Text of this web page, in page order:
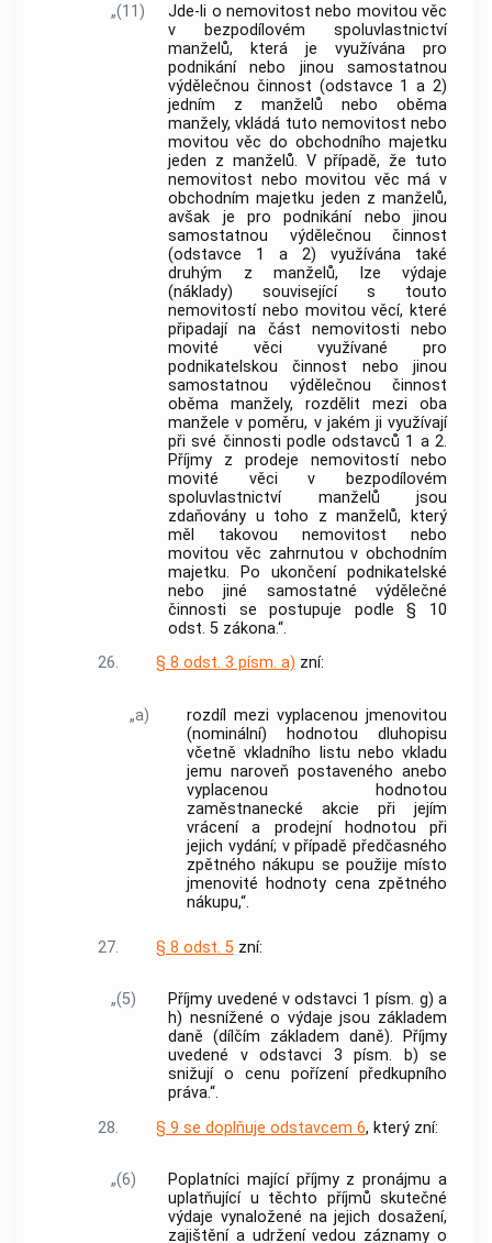
„(11)
Jde-li o nemovitost nebo movitou věc
v bezpodílovém spoluvlastnictví
manželů, která je využívána pro
podnikání nebo jinou samostatnou
výdělečnou činnost (odstavce 1 a 2)
jedním z manželů nebo oběma
manžely, vkládá tuto nemovitost nebo
movitou věc do obchodního majetku
jeden z manželů. V případě, že tuto
nemovitost nebo movitou věc má v
obchodním majetku jeden z manželů,
avšak je pro podnikání nebo jinou
samostatnou výdělečnou činnost
(odstavce 1 a 2) využívána také
druhým z manželů, lze výdaje
(náklady) související s touto
nemovitostí nebo movitou věcí, které
připadají na část nemovitosti nebo
movité věci využívané pro
podnikatelskou činnost nebo jinou
samostatnou výdělečnou činnost
oběma manžely, rozdělit mezi oba
manžele v poměru, v jakém ji využívají
při své činnosti podle odstavců 1 a 2.
Příjmy z prodeje nemovitostí nebo
movité věci v bezpodílovém
spoluvlastnictví manželů jsou
zdaňovány u toho z manželů, který
měl takovou nemovitost nebo
movitou věc zahrnutou v obchodním
majetku. Po ukončení podnikatelské
nebo jiné samostatné výdělečné
činnosti se postupuje podle § 10
odst. 5 zákona.“.
26.
§ 8 odst. 3 písm. a) zní:
„a)
rozdíl mezi vyplacenou jmenovitou
(nominální) hodnotou dluhopisu
včetně vkladního listu nebo vkladu
jemu naroveň postaveného anebo
vyplacenou hodnotou
zaměstnanecké akcie při jejím
vrácení a prodejní hodnotou při
jejich vydání; v případě předčasného
zpětného nákupu se použije místo
jmenovité hodnoty cena zpětného
nákupu,“.
27. § 8 odst. 5zní:
„(5)
Příjmy uvedené v odstavci 1 písm. g) a
h) nesnížené o výdaje jsou základem
daně (dílčím základem daně). Příjmy
uvedené v odstavci 3 písm. b) se
snižují o cenu pořízení předkupního
práva.“.
28.
§ 9 se doplňuje odstavcem 6, který zní:
„(6)
Poplatníci mající příjmy z pronájmu a
uplatňující u těchto příjmů skutečné
výdaje vynaložené na jejich dosažení,
zajištění a udržení vedou záznamy o